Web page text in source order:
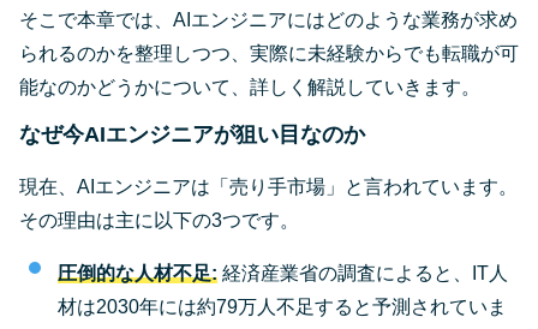
そこで本章では、AIエンジニアにはどのような業務が求め
られるのかを整理しつつ、実際に未経験からでも転職が可
能なのかどうかについて、詳しく解説していきます。
なぜ今AIエンジニアが狙い目なのか
現在、AIエンジニアは「売り手市場」と言われています。
その理由は主に以下の3つです。
圧倒的な人材不足: 経済産業省の調査によると、IT人
材は2030年には約79万人不足すると予測されていま